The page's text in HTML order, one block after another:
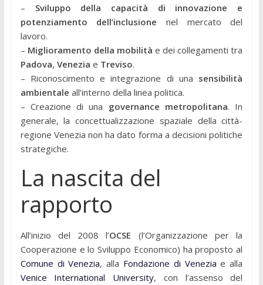
– Sviluppo della capacità di innovazione e
potenziamento dell’inclusione nel mercato del
lavoro.
– Miglioramento della mobilità e dei collegamenti tra
Padova, Venezia e Treviso.
– Riconoscimento e integrazione di una sensibilità
ambientale all’interno della linea politica.
– Creazione di una governance metropolitana. In
generale, la concettualizzazione spaziale della città-
regione Venezia non ha dato forma a decisioni politiche
strategiche.
La nascita del
rapporto
All’inizio del 2008 l’OCSE (l’Organizzazione per la
Cooperazione e lo Sviluppo Economico) ha proposto al
Comune di Venezia, alla Fondazione di Venezia e alla
Venice International University, con l’assenso del